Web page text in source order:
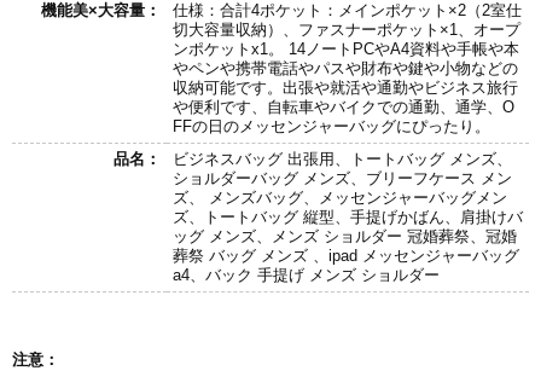
機能美×大容量：
仕様：合計4ポケット：メインポケット×2（2室仕
切大容量収納）、ファスナーポケット×1、オープ
ンポケットx1。 14ノートPCやA4資料や手帳や本
やペンや携帯電話やパスや財布や鍵や小物などの
収納可能です。出張や就活や通勤やビジネス旅行
や便利です、自転車やバイクでの通勤、通学、O
FFの日のメッセンジャーバッグにぴったり。
品名：
ビジネスバッグ 出張用、トートバッグ メンズ、
ショルダーバッグ メンズ、ブリーフケース メン
ズ、 メンズバッグ、メッセンジャーバッグメン
ズ、トートバッグ 縦型、手提げかばん、肩掛けバ
ッグ メンズ、メンズ ショルダー 冠婚葬祭、冠婚
葬祭 バッグ メンズ 、ipad メッセンジャーバッグ
a4、バック 手提げ メンズ ショルダー
注意：